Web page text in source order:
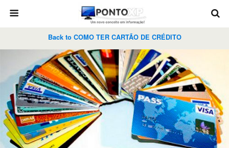
Back to COMO TER CARTÃO DE CRÉDITO